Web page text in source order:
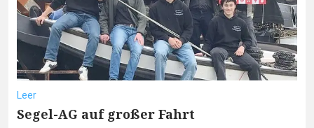
Leer
Segel-AG auf großer Fahrt